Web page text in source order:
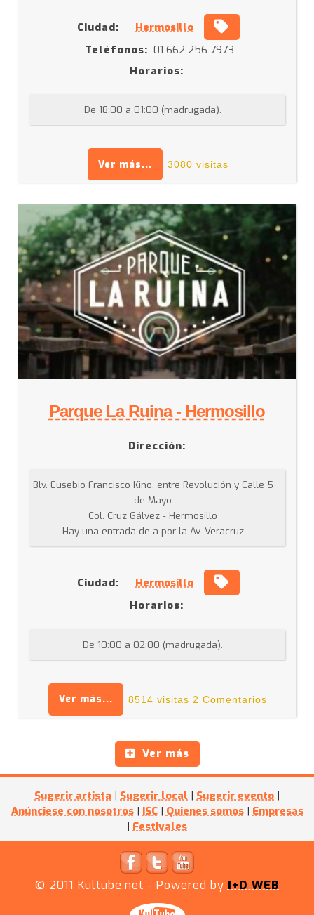
Ciudad:
Hermosillo
Teléfonos: 01 662 256 7973
Horarios:
De 18:00 a 01:00 (madrugada).
Ver más... 3080 visitas
Parque La Ruina - Hermosillo
Dirección:
Blv. Eusebio Francisco Kino, entre Revolución y Calle 5
de Mayo
Col. Cruz Gálvez - Hermosillo
Hay una entrada de a por la Av. Veracruz
Ciudad:
Hermosillo
Horarios:
De 10:00 a 02:00 (madrugada).
Ver más... 8514 visitas 2 Comentarios
Ver más
Sugerir artista | Sugerir local | Sugerir evento |
Anúnciese con nosotros | ISC | Quienes somos | Empresas
| Festivales
© 2011 Kultube.net - Powered by I+D WEB